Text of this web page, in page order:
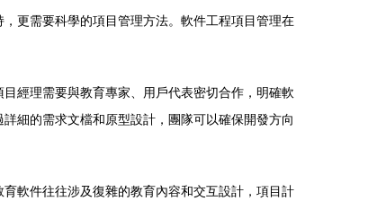
更需要科學的項目管理方法。軟件工程項目管理在
經理需要與教育專家、用戶代表密切合作，明確軟
細的需求文檔和原型設計，團隊可以確保開發方向
軟件往往涉及復雜的教育內容和交互設計，項目計